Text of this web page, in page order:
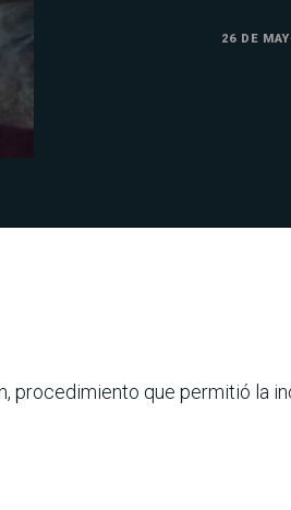
26 DE
procedimiento que permitió la